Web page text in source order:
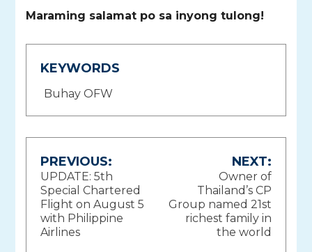
Maraming salamat po sa inyong tulong!
KEYWORDS
Buhay OFW
Post
navigation
PREVIOUS:
UPDATE: 5th
Special Chartered
Flight on August 5
with Philippine
Airlines
NEXT:
Owner of
Thailand’s CP
Group named 21st
richest family in
the world